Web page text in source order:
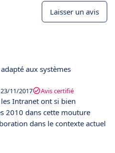
Laisser un avis
aux systèmes
11/2017 Avis certifié
Intranet ont si bien
2010 dans cette mouture
dans le contexte actuel